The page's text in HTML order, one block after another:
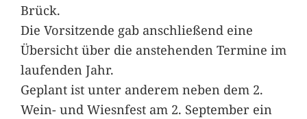
Brück.
Die Vorsitzende gab anschließend eine
Übersicht über die anstehenden Termine im
laufenden Jahr.
Geplant ist unter anderem neben dem 2.
Wein- und Wiesnfest am 2. September ein